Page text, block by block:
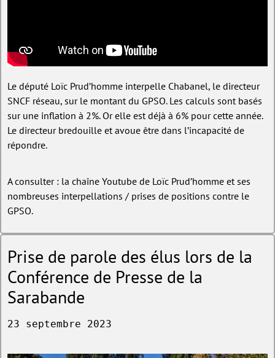
Le député Loïc Prud’homme interpelle Chabanel, le directeur
SNCF réseau, sur le montant du GPSO. Les calculs sont basés
sur une inflation à 2%. Or elle est déjà à 6% pour cette année.
Le directeur bredouille et avoue être dans l’incapacité de
répondre.
A consulter : la chaîne Youtube de Loïc Prud’homme et ses
nombreuses interpellations / prises de positions contre le
GPSO.
Prise de parole des élus lors de la
Conférence de Presse de la
Sarabande
23 septembre 2023